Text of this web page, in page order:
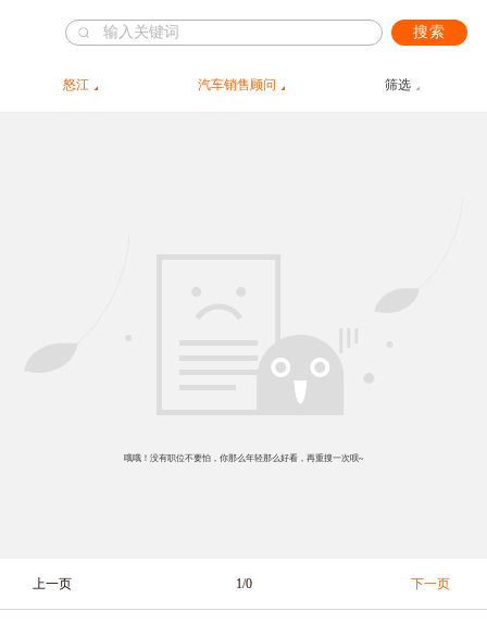
搜索
怒江 汽车销售顾问 筛选
哦哦！没有职位不要怕，你那么年轻那么好看，再重搜一次呗~
上一页 1/0 下一页